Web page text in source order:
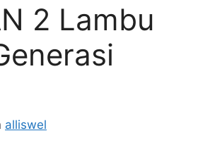
2 Lambu
alliswel